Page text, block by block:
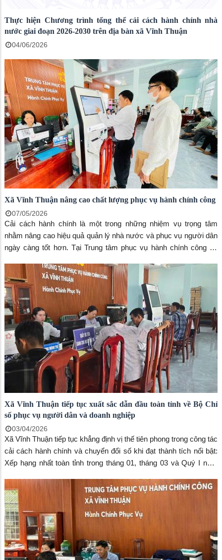
Thực hiện Chương trình tổng thể cải cách hành chính nhà
nước giai đoạn 2026-2030 trên địa bàn xã Vĩnh Thuận
04/06/2026
Xã Vĩnh Thuận nâng cao chất lượng phục vụ hành chính công
07/05/2026
Cải cách hành chính là một trong những nhiệm vụ trọng tâm
nhằm nâng cao hiệu quả quản lý nhà nước và phục vụ người dân
ngày càng tốt hơn. Tại Trung tâm phục vụ hành chính công xã
Xã Vĩnh Thuận tiếp tục xuất sắc dẫn đầu toàn tỉnh về Bộ Chỉ
số phục vụ người dân và doanh nghiệp
03/04/2026
Xã Vĩnh Thuận tiếp tục khẳng định vị thế tiên phong trong công tác
cải cách hành chính và chuyển đổi số khi đạt thành tích nổi bật:
Xếp hạng nhất toàn tỉnh trong tháng 01, tháng 03 và Quý I năm
tướng Chính phủ về Bộ chỉ số phục vụ người dân, doanh nghiệp
trong thực hiện thủ tục hành chính, cung cấp dịch vụ công.